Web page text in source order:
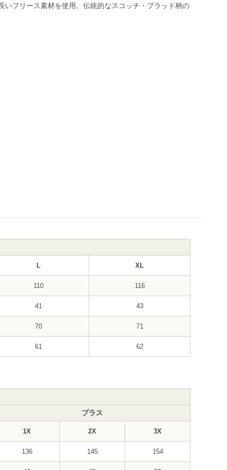
フリース素材を使用。伝統的なスコッチ・プラッド柄の
L XL
110 116
41 43
70 71
61 62
プラス
1X 2X 3X
136 145 154